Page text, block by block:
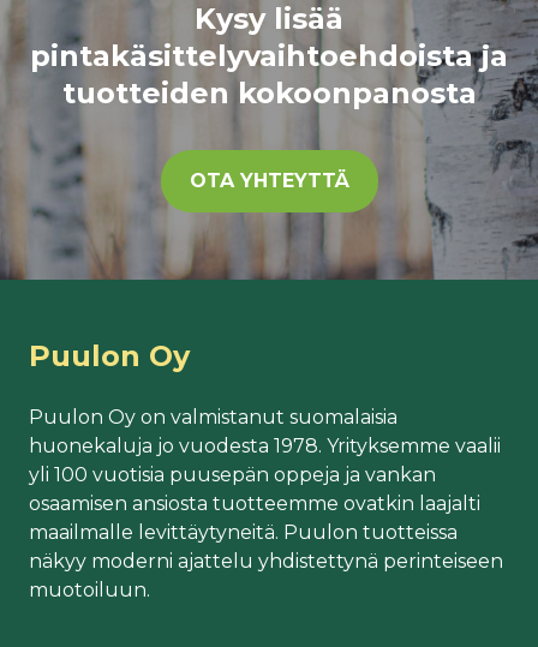
Kysy lisää
pintakäsittelyvaihtoehdoista ja
tuotteiden kokoonpanosta
OTA YHTEYTTÄ
Puulon Oy
Puulon Oy on valmistanut suomalaisia
huonekaluja jo vuodesta 1978. Yrityksemme vaalii
yli 100 vuotisia puusepän oppeja ja vankan
osaamisen ansiosta tuotteemme ovatkin laajalti
maailmalle levittäytyneitä. Puulon tuotteissa
näkyy moderni ajattelu yhdistettynä perinteiseen
muotoiluun.